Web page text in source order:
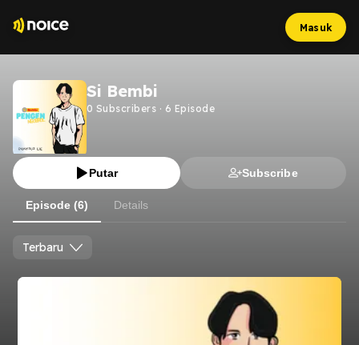
Masuk
Si Bembi
0 Subscribers · 6 Episode
Putar Subscribe
Episode (6) Details
Terbaru